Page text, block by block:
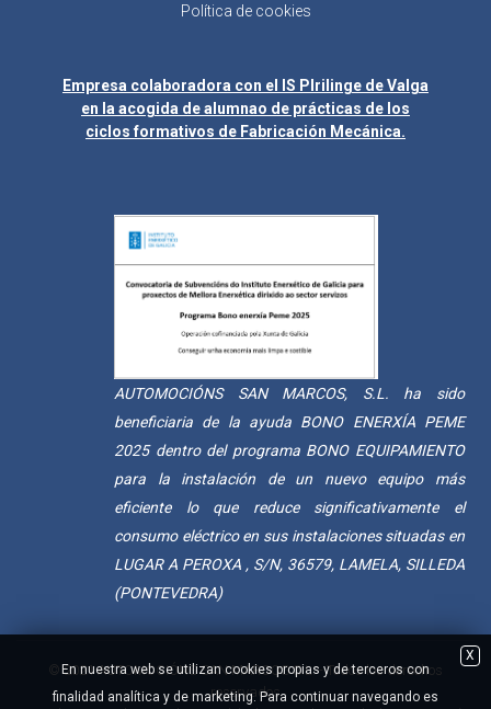
Política de cookies
Empresa colaboradora con el IS Plrilinge de Valga
en la acogida de alumnao de prácticas de los
ciclos formativos de Fabricación Mecánica.
AUTOMOCIÓNS SAN MARCOS, S.L. ha sido
beneficiaria de la ayuda BONO ENERXÍA PEME
2025 dentro del programa BONO EQUIPAMIENTO
para la instalación de un nuevo equipo más
eficiente lo que reduce significativamente el
consumo eléctrico en sus instalaciones situadas en
LUGAR A PEROXA , S/N, 36579, LAMELA, SILLEDA
(PONTEVEDRA)
© 2021 AUTOMOCIÓNS SAN MARCOS S.L. - Todos los derechos
reservados
X
En nuestra web se utilizan cookies propias y de terceros con
finalidad analítica y de marketing. Para continuar navegando es